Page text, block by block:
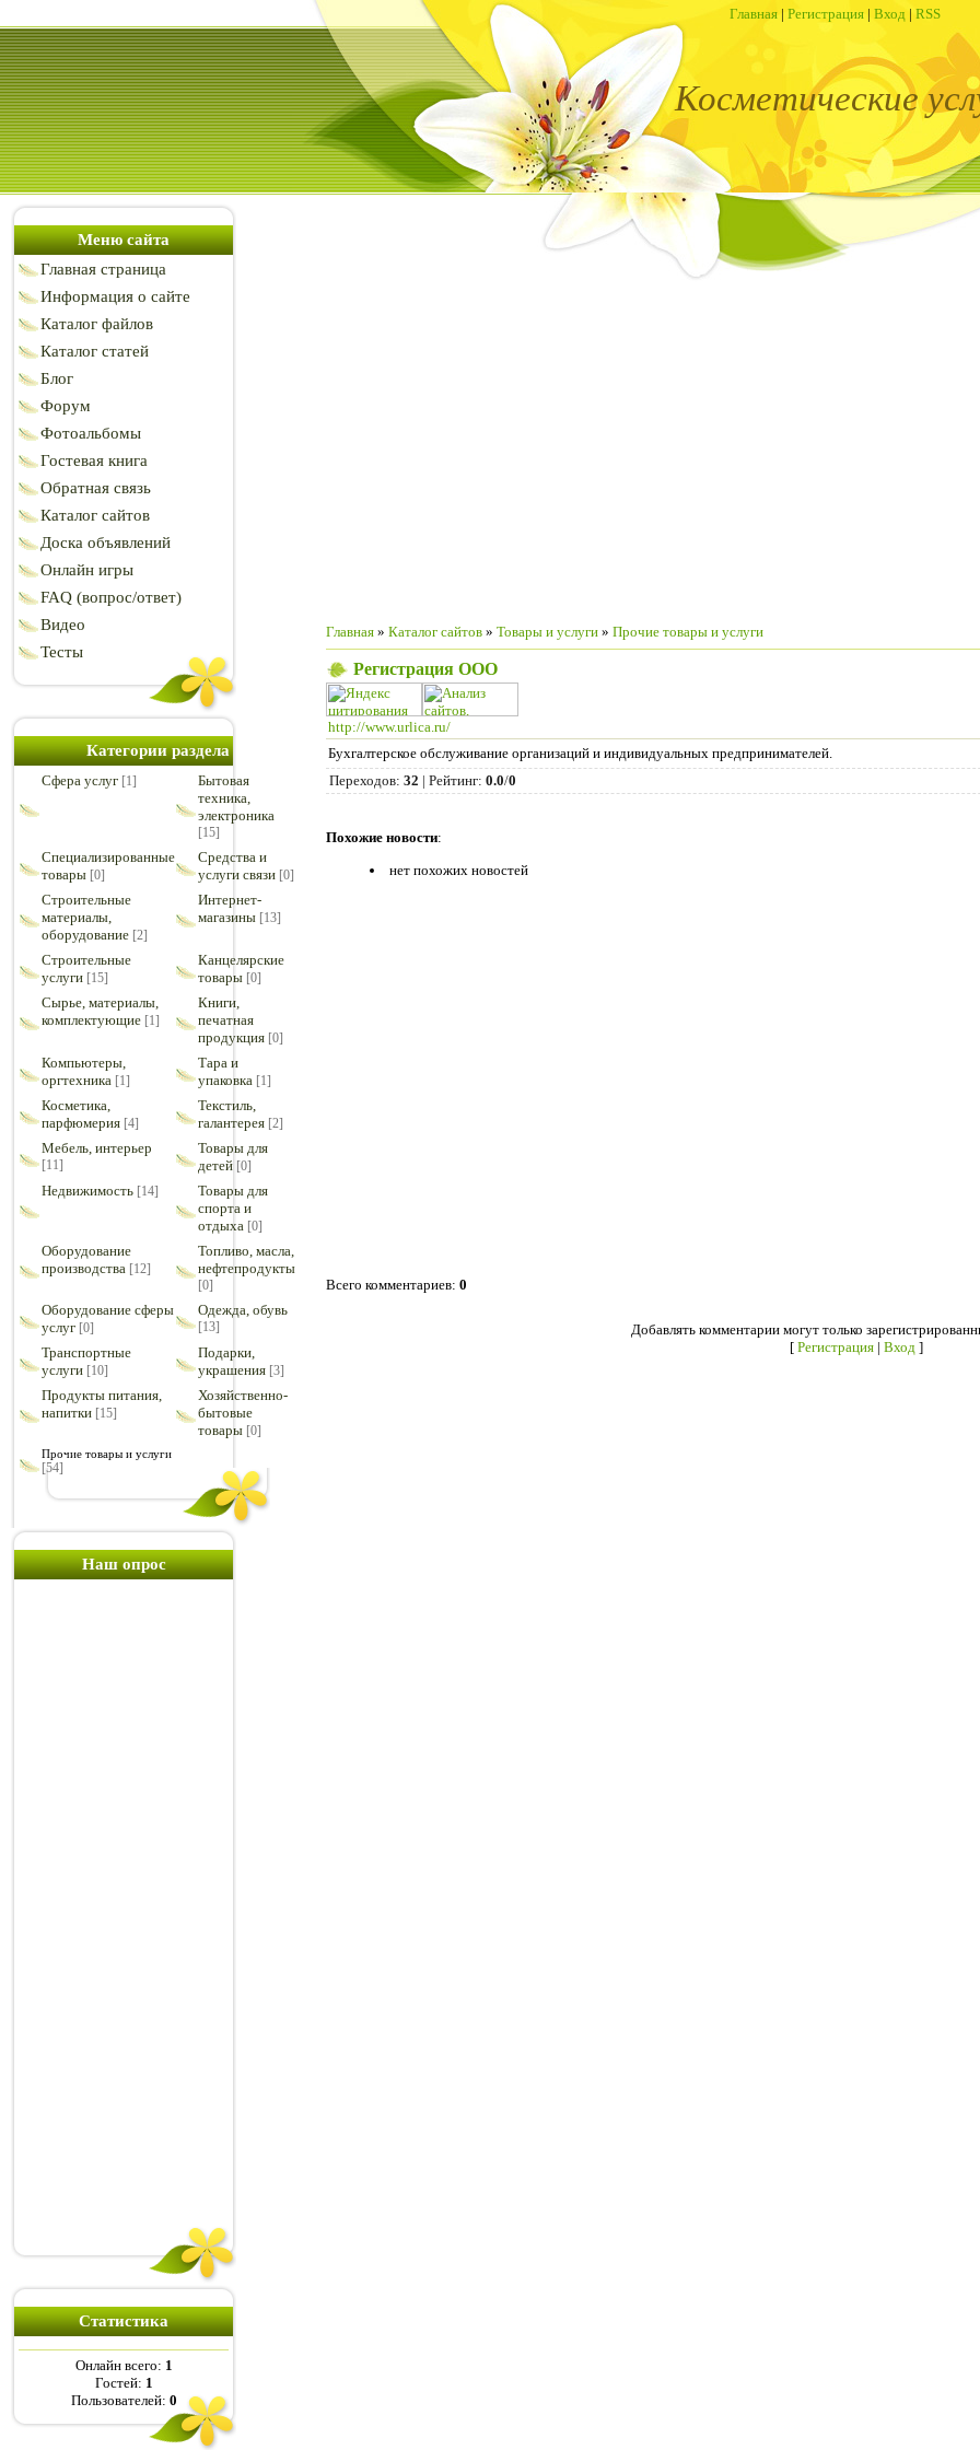
Главная | Регистрация | Вход | RSS
Косметические
Меню сайта
Главная страница
Информация о сайте
Каталог файлов
Каталог статей
Блог
Форум
Фотоальбомы
Гостевая книга
Обратная связь
Каталог сайтов
Доска объявлений
Онлайн игры
FAQ (вопрос/ответ)
Видео
Тесты
Категории раздела
Cфера услуг [1]
Бытовая
техника,
электроника
[15]
Специализированные
товары [0]
Средства и
услуги связи [0]
Строительные
материалы,
оборудование [2]
Интернет-
магазины [13]
Строительные
услуги [15]
Канцелярские
товары [0]
Сырье, материалы,
комплектующие [1]
Книги,
печатная
продукция [0]
Компьютеры,
оргтехника [1]
Тара и
упаковка [1]
Косметика,
парфюмерия [4]
Текстиль,
галантерея [2]
Мебель, интерьер
[11]
Товары для
детей [0]
Недвижимость [14]
Товары для
спорта и
отдыха [0]
Оборудование
производства [12]
Топливо, масла,
нефтепродукты
[0]
Оборудование сферы
услуг [0]
Одежда, обувь
[13]
Транспортные
услуги [10]
Подарки,
украшения [3]
Продукты питания,
напитки [15]
Хозяйственно-
бытовые
товары [0]
Прочие товары и услуги
[54]
Наш опрос
Статистика
Онлайн всего: 1
Гостей: 1
Пользователей: 0
Главная » Каталог сайтов » Товары и услуги » Прочие товары и услуги
Регистрация ООО
http://www.urlica.ru/
Бухгалтерское обслуживание организаций и индивидуальных предпринимателей.
Переходов: 32 | Рейтинг: 0.0/0
Похожие новости:
нет похожих новостей
Всего комментариев: 0
Добавлять комментарии могут только
[ Регистрация | Вход ]